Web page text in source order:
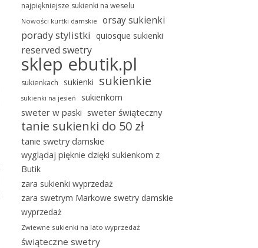
najpiękniejsze sukienki na weselu
Nowości kurtki damskie orsay sukienki
porady stylistki quiosque sukienki
reserved swetry
sklep ebutik.pl
sukienkach sukienki sukienkie
sukienki na jesień sukienkom
sweter w paski sweter świąteczny
tanie sukienki do 50 zł
tanie swetry damskie
wyglądaj pięknie dzięki sukienkom z
Butik
zara sukienki wyprzedaż
zara swetrym Markowe swetry damskie
wyprzedaż
Zwiewne sukienki na lato wyprzedaż
świąteczne swetry